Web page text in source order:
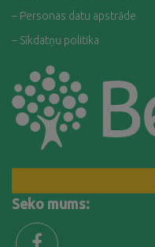
– Personas datu apstrāde
– Sīkdatņu politika
Seko mums: